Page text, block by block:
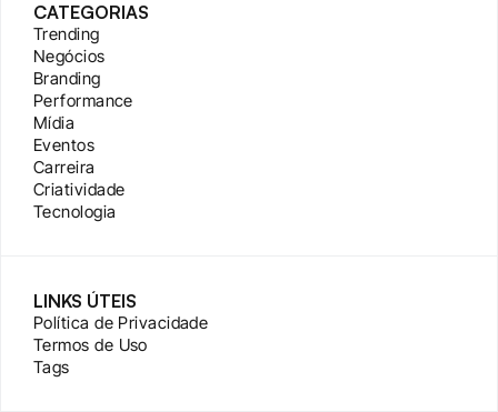
CATEGORIAS
Trending
Negócios
Branding
Performance
Mídia
Eventos
Carreira
Criatividade
Tecnologia
LINKS ÚTEIS
Política de Privacidade
Termos de Uso
Tags